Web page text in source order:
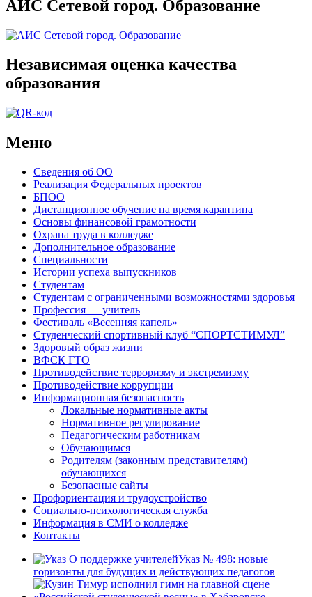
АИС Сетевой город. Образование
Независимая оценка качества
образования
Меню
Сведения об ОО
Реализация Федеральных проектов
БПОО
Дистанционное обучение на время карантина
Основы финансовой грамотности
Охрана труда в колледже
Дополнительное образование
Специальности
Истории успеха выпускников
Студентам
Студентам с ограниченными возможностями здоровья
Профессия — учитель
Фестиваль «Весенняя капель»
Студенческий спортивный клуб “СПОРТСТИМУЛ”
Здоровый образ жизни
ВФСК ГТО
Противодействие терроризму и экстремизму
Противодействие коррупции
Информационная безопасность
Локальные нормативные акты
Нормативное регулирование
Педагогическим работникам
Обучающимся
Родителям (законным представителям)
обучающихся
Безопасные сайты
Профориентация и трудоустройство
Социально-психологическая служба
Информация в СМИ о колледже
Контакты
Указ № 498: новые
горизонты для будущих и действующих педагогов